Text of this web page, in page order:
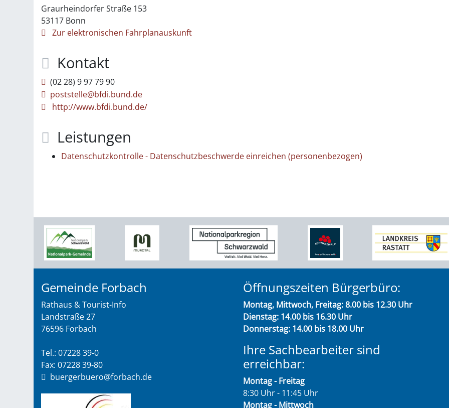
Graurheindorfer Straße 153
53117 Bonn
Zur elektronischen Fahrplanauskunft
Kontakt
(0228) 9977990
poststelle@bfdi.bund.de
http://www.bfdi.bund.de/
Leistungen
Datenschutzkontrolle - Datenschutzbeschwerde einreichen (personenbezogen)
Gemeinde Forbach
Rathaus & Tourist-Info
Landstraße 27
76596 Forbach
Tel.: 07228 39-0
Fax: 07228 39-80
buergerbuero@forbach.de
Öffnungszeiten Bürgerbüro:
Montag, Mittwoch, Freitag: 8.00 bis 12.30 Uhr
Dienstag: 14.00 bis 16.30 Uhr
Donnerstag: 14.00 bis 18.00 Uhr
Ihre Sachbearbeiter sind
erreichbar:
Montag - Freitag
8:30 Uhr - 11:45 Uhr
Montag - Mittwoch